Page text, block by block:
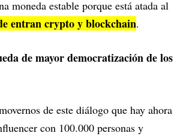
moneda estable porque está atada al
entran crypto y blockchain.
de mayor democratización de los
de este diálogo que hay ahora
con 100.000 personas y